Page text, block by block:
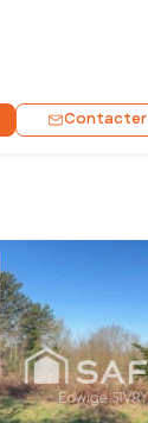
Contacter